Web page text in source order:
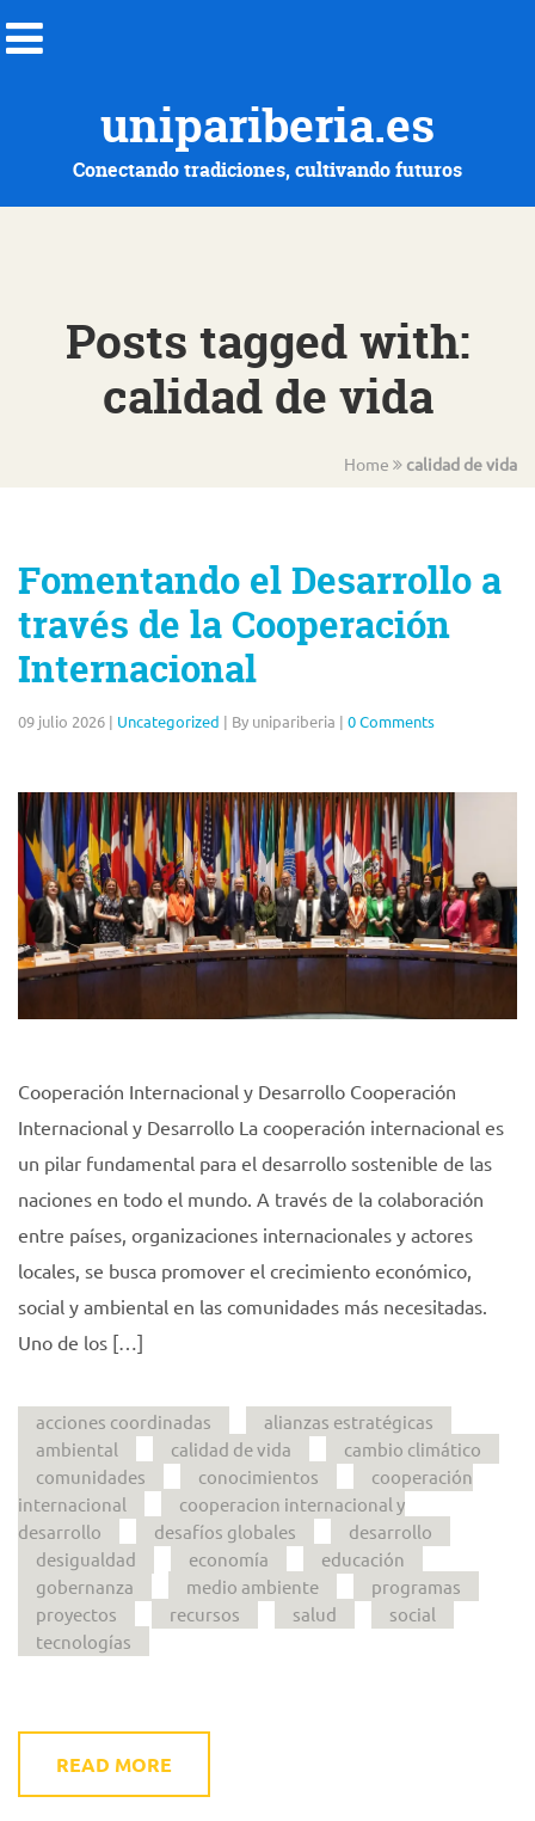
unipariberia.es
Conectando tradiciones, cultivando futuros
Posts tagged with:
calidad de vida
Home calidad de vida
Fomentando el Desarrollo a
través de la Cooperación
Internacional
09 julio 2026 | Uncategorized | By unipariberia | 0 Comments
Cooperación Internacional y Desarrollo Cooperación
Internacional y Desarrollo La cooperación internacional es
un pilar fundamental para el desarrollo sostenible de las
naciones en todo el mundo. A través de la colaboración
entre países, organizaciones internacionales y actores
locales, se busca promover el crecimiento económico,
social y ambiental en las comunidades más necesitadas.
Uno de los […]
acciones coordinadas
alianzas estratégicas
ambiental
calidad de vida
cambio climático
comunidades
conocimientos
cooperación
internacional
cooperacion internacional y
desarrollo
desafíos globales
desarrollo
desigualdad
economía
educación
gobernanza
medio ambiente
programas
proyectos
recursos salud
social
tecnologías
READ MORE